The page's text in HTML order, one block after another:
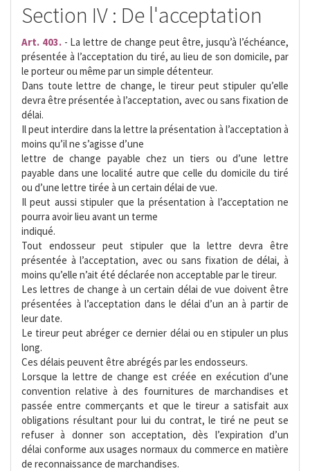
Section IV : De l'acceptation
Art. 403.- La lettre de change peut être, jusqu’à l’échéance,
présentée à l’acceptation du tiré, au lieu de son domicile, par
le porteur ou même par un simple détenteur.
Dans toute lettre de change, le tireur peut stipuler qu’elle
devra être présentée à l’acceptation, avec ou sans fixation de
délai.
Il peut interdire dans la lettre la présentation à l’acceptation à
moins qu’il ne s’agisse d’une
lettre de change payable chez un tiers ou d’une lettre
payable dans une localité autre que celle du domicile du tiré
ou d’une lettre tirée à un certain délai de vue.
Il peut aussi stipuler que la présentation à l’acceptation ne
pourra avoir lieu avant un terme
indiqué.
Tout endosseur peut stipuler que la lettre devra être
présentée à l’acceptation, avec ou sans fixation de délai, à
moins qu’elle n’ait été déclarée non acceptable par le tireur.
Les lettres de change à un certain délai de vue doivent être
présentées à l’acceptation dans le délai d’un an à partir de
leur date.
Le tireur peut abréger ce dernier délai ou en stipuler un plus
long.
Ces délais peuvent être abrégés par les endosseurs.
Lorsque la lettre de change est créée en exécution d’une
convention relative à des fournitures de marchandises et
passée entre commerçants et que le tireur a satisfait aux
obligations résultant pour lui du contrat, le tiré ne peut se
refuser à donner son acceptation, dès l’expiration d’un
délai conforme aux usages normaux du commerce en matière
de reconnaissance de marchandises.